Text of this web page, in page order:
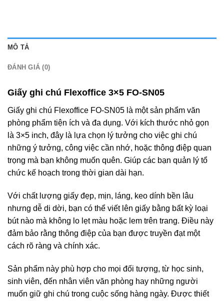
MÔ TẢ
ĐÁNH GIÁ (0)
Giấy ghi chú Flexoffice 3×5 FO-SN05
Giấy ghi chú Flexoffice FO-SN05 là một sản phẩm văn
phòng phẩm tiện ích và đa dụng. Với kích thước nhỏ gọn
là 3×5 inch, đây là lựa chọn lý tưởng cho việc ghi chú
những ý tưởng, công việc cần nhớ, hoặc thông điệp quan
trọng mà bạn không muốn quên. Giúp các bạn quản lý tổ
chức kế hoạch trong thời gian dài hạn.
Với chất lượng giấy đẹp, mịn, láng, keo dính bền lâu
nhưng dễ di dời, bạn có thể viết lên giấy bằng bất kỳ loại
bút nào mà không lo lẹt màu hoặc lem trên trang. Điều này
đảm bảo rằng thông điệp của bạn được truyền đạt một
cách rõ ràng và chính xác.
Sản phẩm này phù hợp cho mọi đối tượng, từ học sinh,
sinh viên, đến nhân viên văn phòng hay những người
muốn giữ ghi chú trong cuộc sống hàng ngày. Được thiết